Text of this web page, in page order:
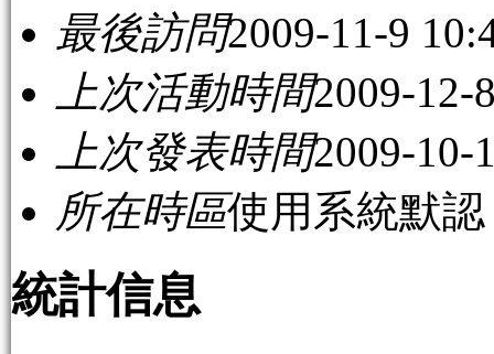
最後訪問2009-11-9
上次活動時間2009-12-
上次發表時間2009-10-
所在時區使用系統默認
統計信息